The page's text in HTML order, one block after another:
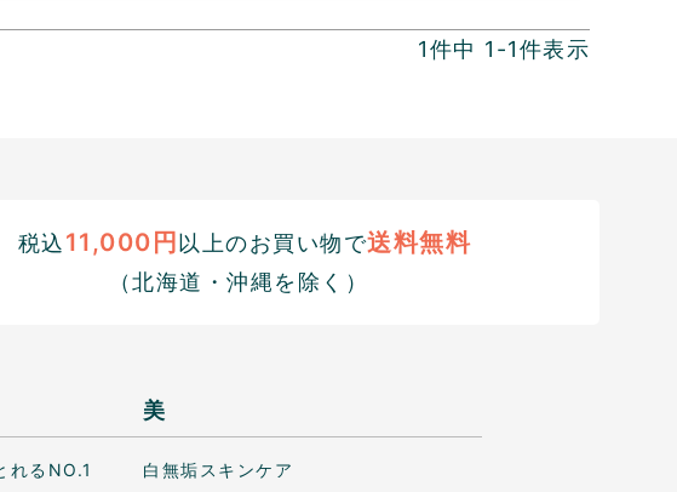
1件中 1 -1件表示
税込11,000円 以上のお買い物で送料無料
（北海道・沖縄を除く）
るNO.1
美
白無垢スキンケア